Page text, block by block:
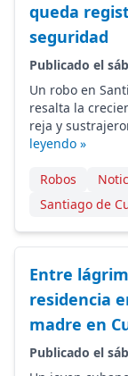
queda
seguridad
Publicado el
Un robo en
resalta la
reja y
leyendo »
Robos
Santiago de
Entre
residencia
madre en
Publicado el